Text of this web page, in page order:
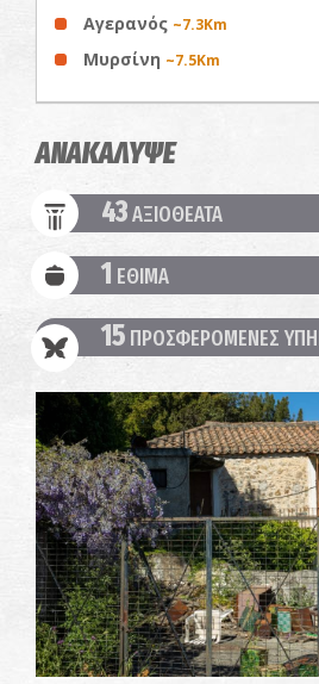
Αγερανός ~7.3Km
Μυρσίνη ~7.5Km
ΑΝΑΚΑΛΥΨΕ
43ΑΞΙΟΘΕΑΤΑ
1 ΕΘΙΜΑ
15 ΠΡΟΣΦΕΡΟΜΕΝΕΣ